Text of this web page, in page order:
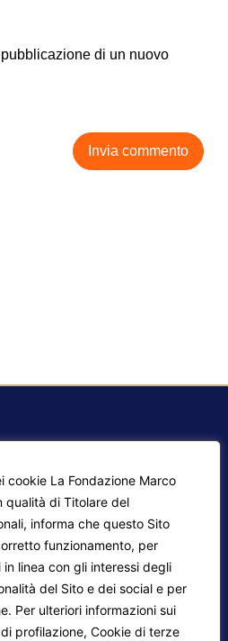
cookie La Fondazione Marco
qualità di Titolare del
informa che questo Sito
funzionamento, per
linea con gli interessi degli
del Sito e dei social e per
Per ulteriori informazioni sui
profilazione, Cookie di terze
di un nuovo
corsi
Policy